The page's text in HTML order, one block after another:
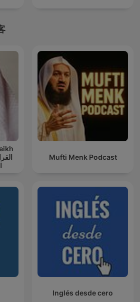
Mufti Menk Podcast
Inglés desde cero